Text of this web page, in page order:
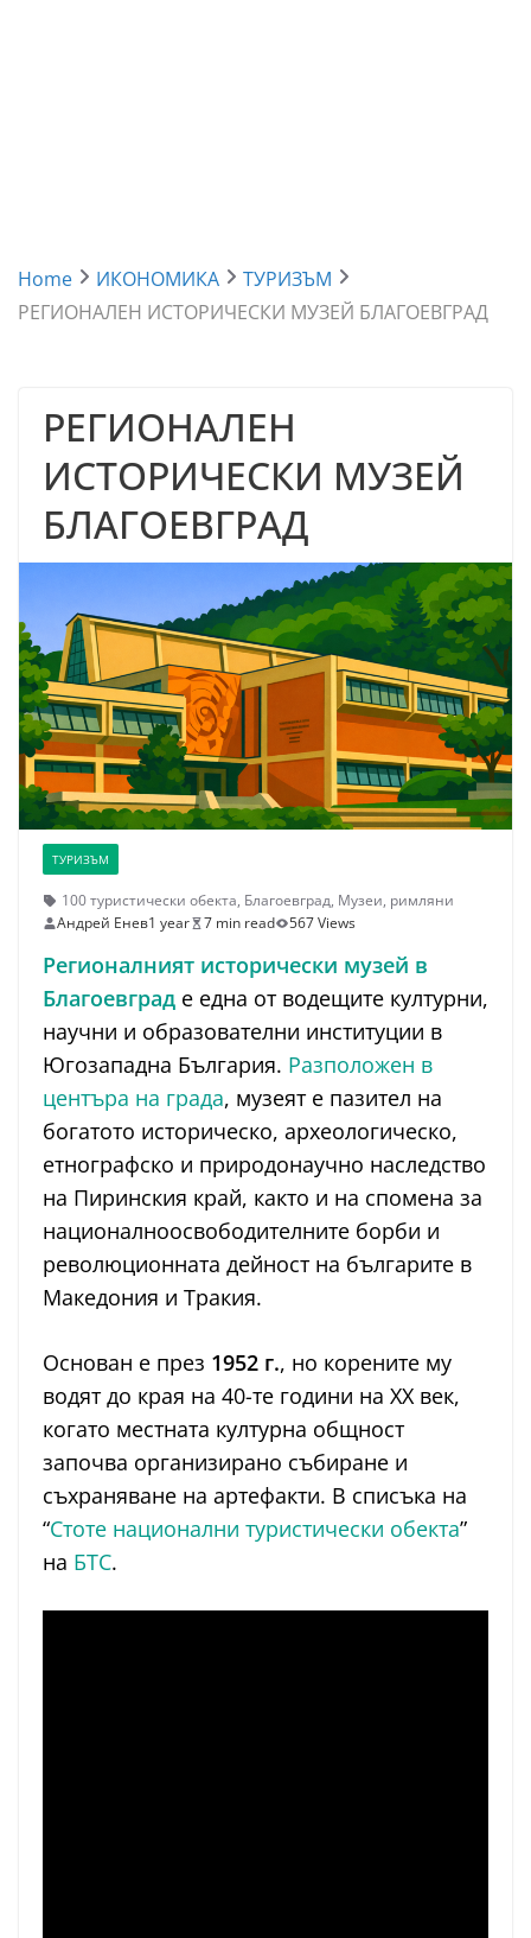
Home ИКОНОМИКА
ТУРИЗЪМ
РЕГИОНАЛЕН ИСТОРИЧЕСКИ МУЗЕЙ БЛАГОЕВГРАД
РЕГИОНАЛЕН
ИСТОРИЧЕСКИ МУЗЕЙ
БЛАГОЕВГРАД
ТУРИЗЪМ
100 туристически обекта, Благоевград, Музеи, римляни
Андрей Енев1 year 7 min read 567 Views
Регионалният исторически музей в
Благоевград е една от водещите културни,
научни и образователни институции в
Югозападна България. Разположен в
центъра на града, музеят е пазител на
богатото историческо, археологическо,
етнографско и природонаучно наследство
на Пиринския край, както и на спомена за
националноосвободителните борби и
революционната дейност на българите в
Македония и Тракия.
Основан е през 1952 г., но корените му
водят до края на 40-те години на XX век,
когато местната културна общност
започва организирано събиране и
съхраняване на артефакти. В списъка на
“Стоте национални туристически обекта”
на БТС.